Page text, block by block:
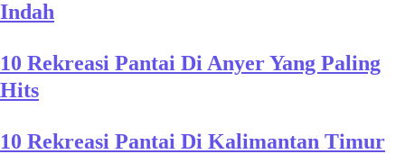
Indah
10 Rekreasi Pantai Di Anyer Yang Paling
Hits
10 Rekreasi Pantai Di Kalimantan Timur